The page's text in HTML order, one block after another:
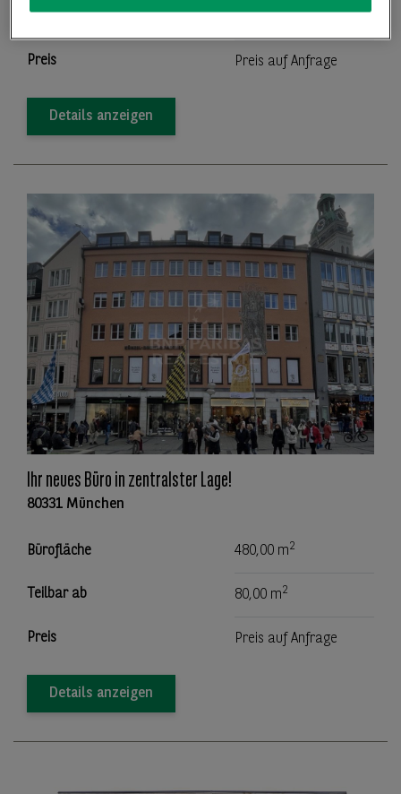
2
Preis Preis auf Anfrage
Details anzeigen
Ihr neues Büro in zentralster Lage!
80331 München
Bürofläche 480,00 m2
Teilbar ab 80,00 m2
Preis Preis auf Anfrage
Details anzeigen